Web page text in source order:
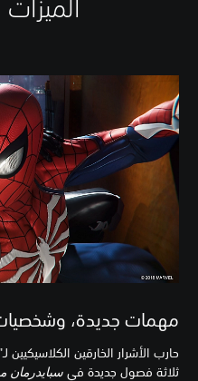
مهمات جديدة،
حارب الأشرار الخارقين
ثلاثة فصول جديدة في سبايدرمان